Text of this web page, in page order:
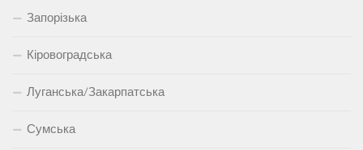
Запорізька
Кіровоградська
Луганська/Закарпатська
Сумська